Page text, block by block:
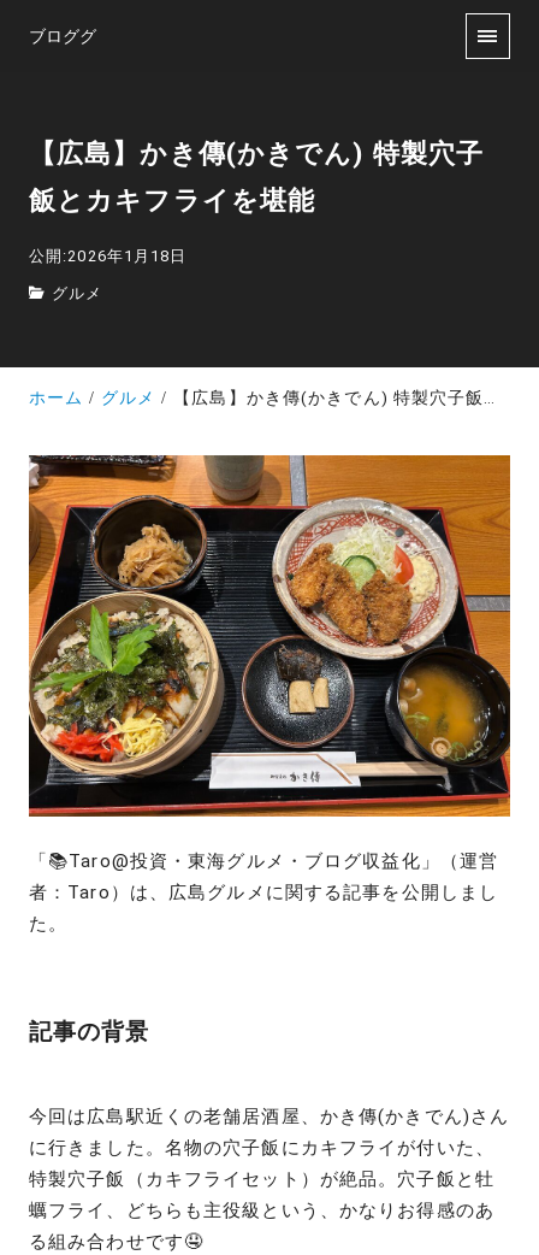
ブロググ
【広島】かき傳(かきでん) 特製穴子
飯とカキフライを堪能
公開:2026年1月18日
グルメ
ホーム グルメ 【広島】かき傳(かきでん) 特製穴子飯とカキフライを堪能
「📚Taro@投資・東海グルメ・ブログ収益化」（運営
者：Taro）は、広島グルメに関する記事を公開しまし
た。
記事の背景
今回は広島駅近くの老舗居酒屋、かき傳(かきでん)さん
に行きました。名物の穴子飯にカキフライが付いた、
特製穴子飯（カキフライセット）が絶品。穴子飯と牡
蠣フライ、どちらも主役級という、かなりお得感のあ
る組み合わせです🤤